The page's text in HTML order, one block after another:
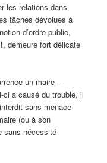
les relations dans
tâches dévolues à
d’ordre public,
demeure fort délicate
un maire –
ci a causé du trouble, il
sans menace
(ou à son
sans nécessité